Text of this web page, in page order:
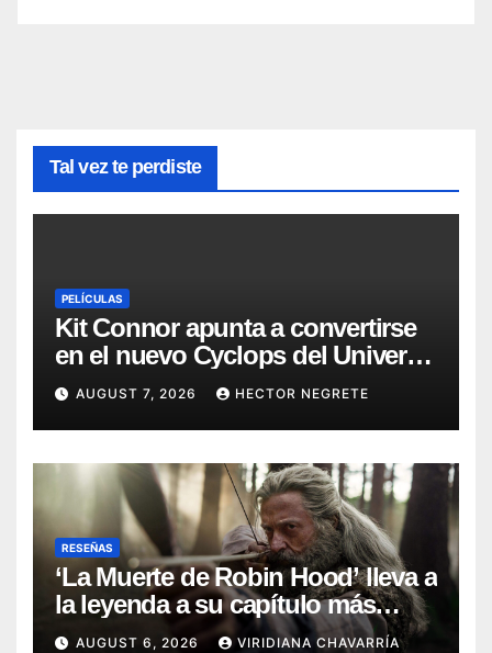
Tal vez te perdiste
PELÍCULAS
Kit Connor apunta a convertirse
en el nuevo Cyclops del Universo
Marvel
AUGUST 7, 2026 HECTOR NEGRETE
RESEÑAS
‘La Muerte de Robin Hood’ lleva a
la leyenda a su capítulo más
oscuro (Reseña)
AUGUST 6, 2026 VIRIDIANA CHAVARRÍA